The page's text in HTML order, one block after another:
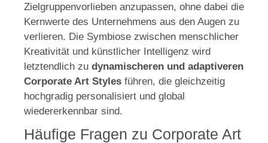
Zielgruppenvorlieben anzupassen, ohne dabei die
Kernwerte des Unternehmens aus den Augen zu
verlieren. Die Symbiose zwischen menschlicher
Kreativität und künstlicher Intelligenz wird
letztendlich zu dynamischeren und adaptiveren
Corporate Art Styles führen, die gleichzeitig
hochgradig personalisiert und global
wiedererkennbar sind.
Häufige Fragen zu Corporate Art